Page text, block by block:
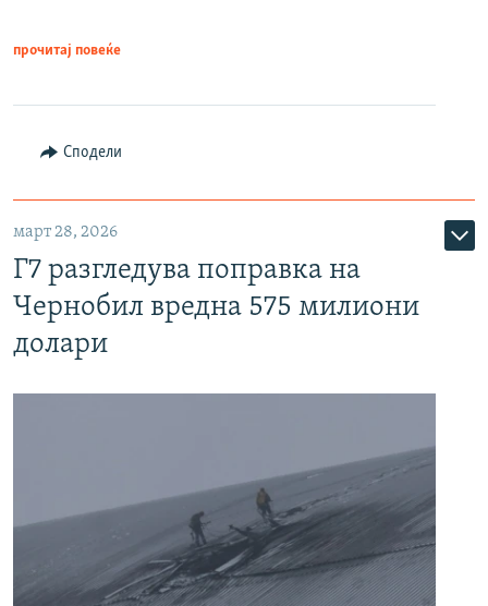
прочитај повеќе
Сподели
март 28, 2026
Г7 разгледува поправка на
Чернобил вредна 575 милиони
долари